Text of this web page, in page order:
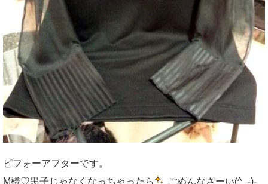
ビフォーアフターです。
M様♡黒子じゃなくなっちゃったら
ごめんなさーい(^_-)-